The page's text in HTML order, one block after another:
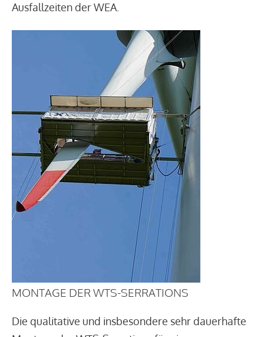
Ausfallzeiten der WEA.
MONTAGE DER WTS-SERRATIONS
Die qualitative und insbesondere sehr dauerhafte